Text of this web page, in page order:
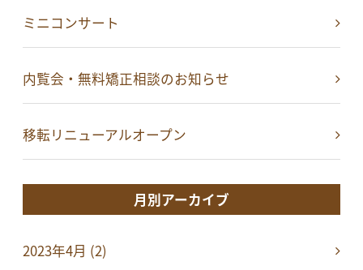
ミニコンサート
内覧会・無料矯正相談のお知らせ
移転リニューアルオープン
月別アーカイブ
2023年4月 (2)